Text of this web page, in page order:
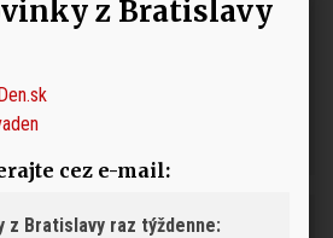
bezbariérovosť
Hlavná stanica bola kedysi ozdobou
ako vyzerala pred veľkou premenou?
z Bratislavy
cez e-mail:
z Bratislavy raz týždenne: